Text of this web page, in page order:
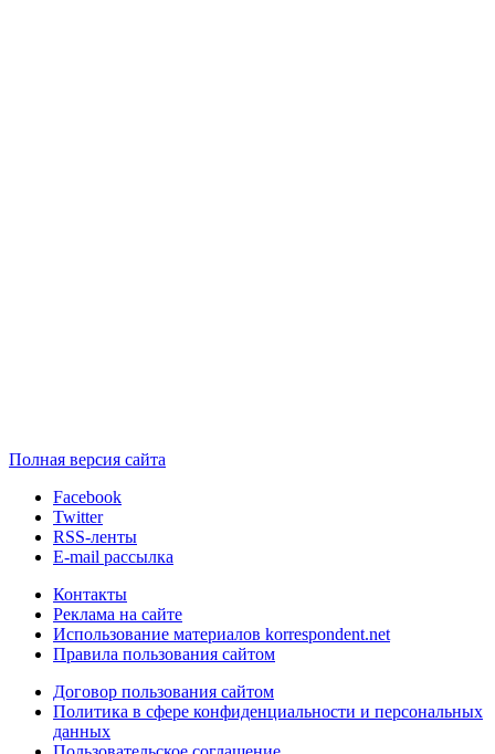
Полная версия сайта
Facebook
Twitter
RSS-ленты
E-mail рассылка
Контакты
Реклама на сайте
Использование материалов korrespondent.net
Правила пользования сайтом
Договор пользования сайтом
Политика в сфере конфиденциальности и персональных
данных